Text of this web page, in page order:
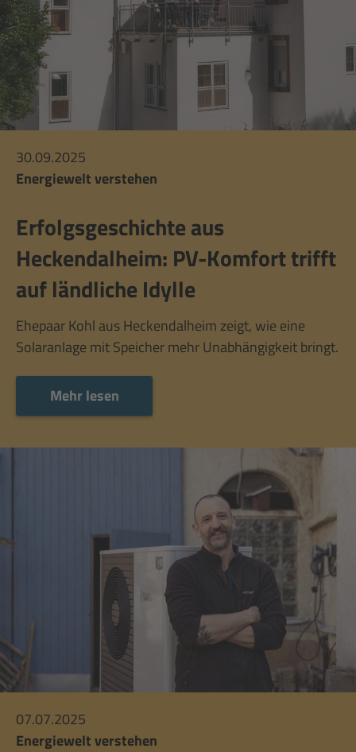
30.09.2025
Energiewelt verstehen
Erfolgsgeschichte aus
Heckendalheim: PV-Komfort trifft
auf ländliche Idylle
Ehepaar Kohl aus Heckendalheim zeigt, wie eine
Solaranlage mit Speicher mehr Unabhängigkeit bringt.
Mehr lesen
07.07.2025
Energiewelt verstehen